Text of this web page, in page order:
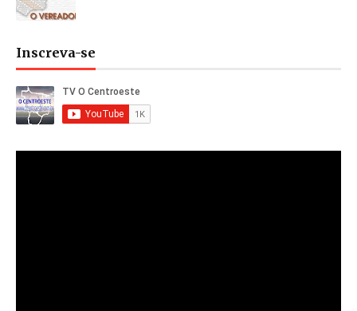
Inscreva-se